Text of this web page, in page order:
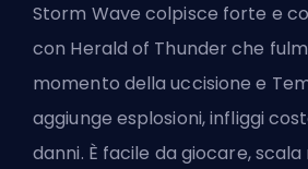
Storm Wave colpisce forte e
con Herald of Thunder che
momento della uccisione e
aggiunge esplosioni, infliggi
danni. È facile da giocare,